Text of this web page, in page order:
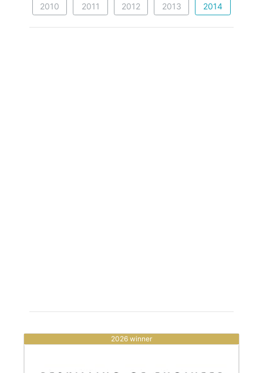
2010 2011 2012 2013 2014
2026 winner